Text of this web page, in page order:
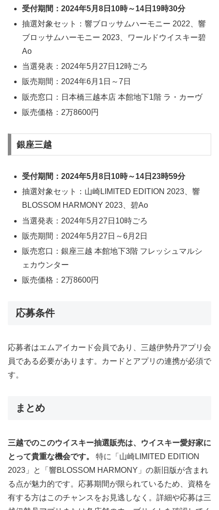
受付期間：2024年5月8日10時～14日19時30分
抽選対象セット：響ブロッサムハーモニー 2022、響
ブロッサムハーモニー 2023、ワールドウイスキー碧
Ao
当選発表：2024年5月27日12時ごろ
販売期間：2024年6月1日～7日
販売窓口：日本橋三越本店 本館地下1階 ラ・カーヴ
販売価格：2万8600円
銀座三越
受付期間：2024年5月8日10時～14日23時59分
抽選対象セット：山崎LIMITED EDITION 2023、響
BLOSSOM HARMONY 2023、碧Ao
当選発表：2024年5月27日10時ごろ
販売期間：2024年5月27日～6月2日
販売窓口：銀座三越 本館地下3階 フレッシュマルシ
ェカウンター
販売価格：2万8600円
応募条件
応募者はエムアイカード会員であり、三越伊勢丹アプリ会
員である必要があります。カードとアプリの連携が必須で
す。
まとめ
三越でのこのウイスキー抽選販売は、ウイスキー愛好家に
とって貴重な機会です。
特に「山崎LIMITED EDITION
2023」と「響BLOSSOM HARMONY」の新旧版が含まれ
る点が魅力的です。応募期間が限られているため、資格を
有する方はこのチャンスをお見逃しなく。詳細や応募は三